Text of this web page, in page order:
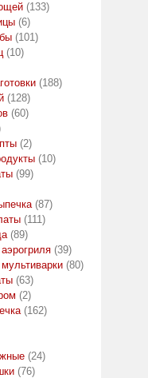
(133)
(6)
(101)
(10)
(188)
(128)
(60)
(2)
(10)
(99)
(87)
(111)
(89)
(39)
(80)
(63)
(2)
(162)
(24)
(76)